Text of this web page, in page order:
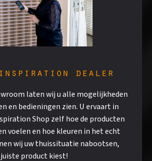
dealer
laten wij u alle mogelijkheden
en bedieningen zien. U ervaart in
Shop zelf hoe de producten
voelen en hoe kleuren in het echt
wij uw thuissituatie nabootsen,
product kiest!